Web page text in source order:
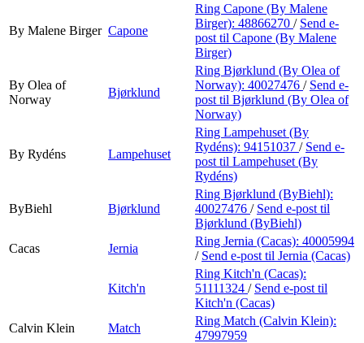
By Malene Birger Capone
Ring Capone (By Malene
Birger): 48866270 / Send e-
post til Capone (By Malene
Birger)
By Olea of
Norway
Bjørklund
Ring Bjørklund (By Olea of
Norway): 40027476 / Send e-
post til Bjørklund (By Olea of
Norway)
By Rydéns Lampehuset
Ring Lampehuset (By
Rydéns): 94151037 / Send e-
post til Lampehuset (By
Rydéns)
ByBiehl Bjørklund
Ring Bjørklund (ByBiehl):
40027476 / Send e-post til
Bjørklund (ByBiehl)
Cacas
Jernia
Ring Jernia (Cacas): 40005994
/ Send e-post til Jernia (Cacas)
Kitch'n
Ring Kitch'n (Cacas):
51111324 / Send e-post til
Kitch'n (Cacas)
Calvin Klein
Match
Ring Match (Calvin Klein):
47997959